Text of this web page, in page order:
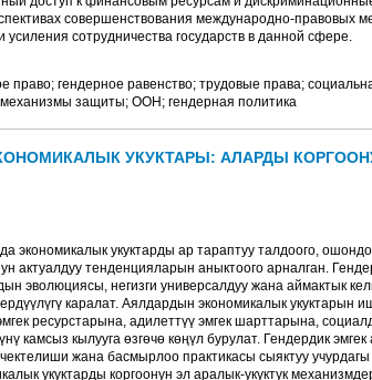
совершенствования международно-правовых
сотрудничества государств в данной сфере.
гендерное равенство; трудовые права;
защиты; ООН; гендерная политика
УКУКТАРЫ: АЛАРДЫ
экономикалык укуктарды ар тараптуу талдоого,
актуалдуу тенденцияларын аныктоого арналган.
эволюциясы, негизги универсалдуу жана аймактык
каралат. Аялдардын экономикалык укуктарын
ресурстарына, адилеттүү эмгек шарттарына,
камсыз кылууга өзгөчө көңүл бурулат. Гендердик
жана басмырлоо практикасы сыяктуу
укуктарды коргоонун эл аралык-укуктук